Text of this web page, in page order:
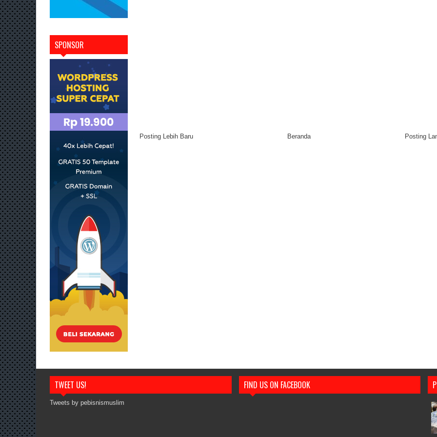
SPONSOR
Posting Lebih Baru Posting
Beranda
TWEET US!
Tweets by pebisnismuslim
FIND US ON FACEBOOK